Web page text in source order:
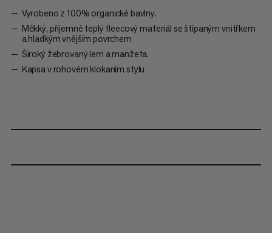
Vyrobeno z 100% organické bavlny.
Měkký, příjemně teplý fleecový materiál se štípaným vnitřkem
a hladkým vnějším povrchem
Široký žebrovaný lem a manžeta.
Kapsa v rohovém klokaním stylu